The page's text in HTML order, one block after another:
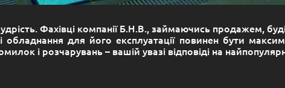
Фахівці компанії Б.Н.В., займаючись продажем,
для його експлуатації повинен бути
і розчарувань – вашій увазі відповіді на